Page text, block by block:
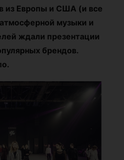
из Европы и США (и все
музыки и
ждали презентации
брендов.